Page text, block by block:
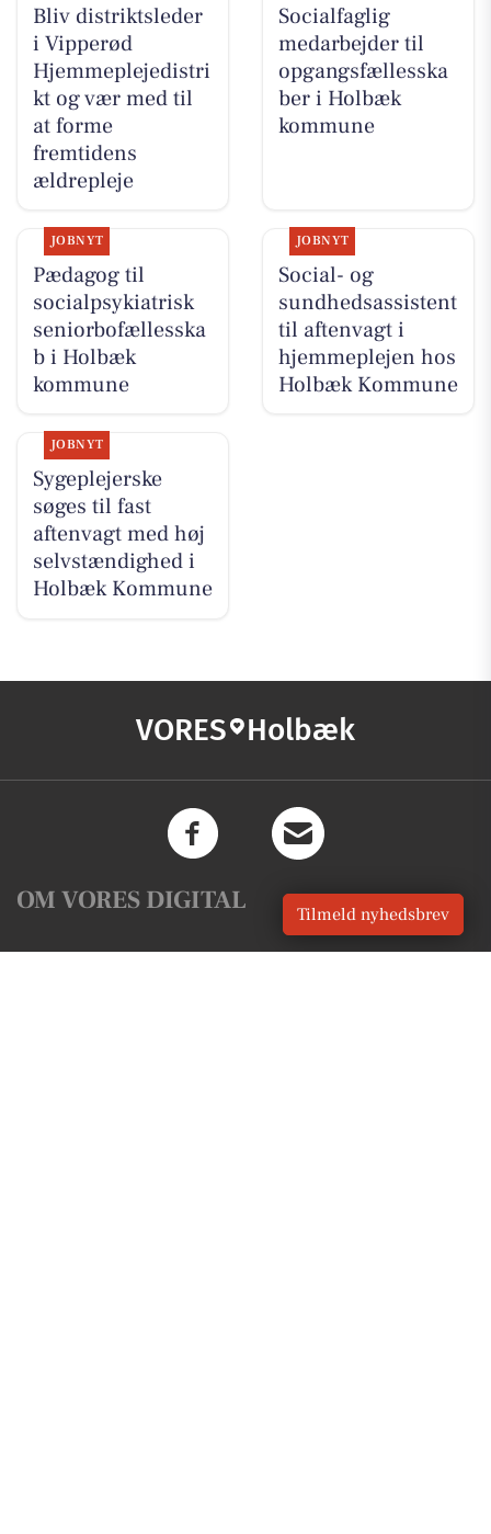
Bliv distriktsleder
i Vipperød
Hjemmeplejedistri
kt og vær med til
at forme
fremtidens
ældrepleje
Socialfaglig
medarbejder til
opgangsfællesska
ber i Holbæk
kommune
JOBNYT
Pædagog til
socialpsykiatrisk
seniorbofællesska
b i Holbæk
kommune
JOBNYT
Social- og
sundhedsassistent
til aftenvagt i
hjemmeplejen hos
Holbæk Kommune
JOBNYT
Sygeplejerske
søges til fast
aftenvagt med høj
selvstændighed i
Holbæk Kommune
VORES Holbæk
OM VORES DIGITAL
Om os
Tilmeld nyhedsbrev